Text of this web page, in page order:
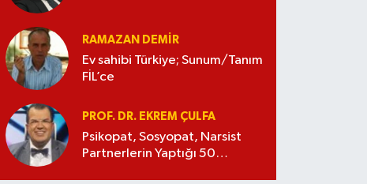
RAMAZAN DEMİR
Ev sahibi Türkiye; Sunum/Tanım
FİL’ce
PROF. DR. EKREM ÇULFA
Psikopat, Sosyopat, Narsist
Partnerlerin Yaptığı 50